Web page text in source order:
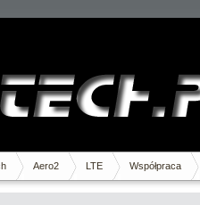
Aero2 LTE Współpraca